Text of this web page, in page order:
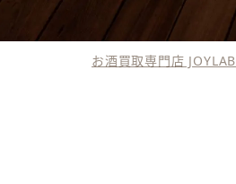
お酒買取専門店 JOYLAB